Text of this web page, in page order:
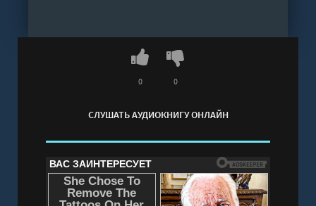
СЛУШАТЬ АУДИОКНИГУ ОНЛАЙН
0 0